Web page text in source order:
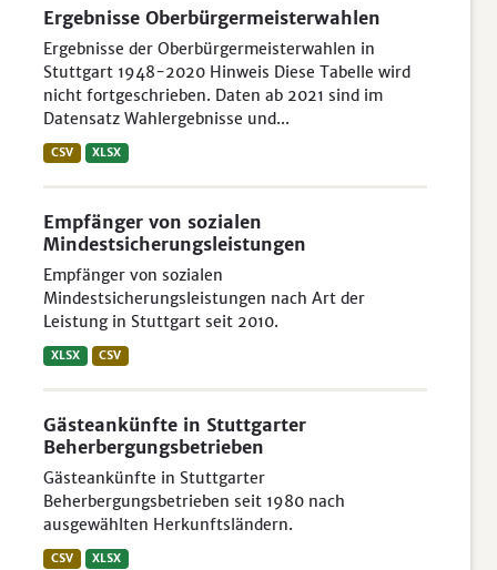
Ergebnisse Oberbürgermeisterwahlen
Ergebnisse der Oberbürgermeisterwahlen in
Stuttgart 1948-2020 Hinweis Diese Tabelle wird
nicht fortgeschrieben. Daten ab 2021 sind im
Datensatz Wahlergebnisse und...
CSV XLSX
Empfänger von sozialen
Mindestsicherungsleistungen
Empfänger von sozialen
Mindestsicherungsleistungen nach Art der
Leistung in Stuttgart seit 2010.
XLSX CSV
Gästeankünfte in Stuttgarter
Beherbergungsbetrieben
Gästeankünfte in Stuttgarter
Beherbergungsbetrieben seit 1980 nach
ausgewählten Herkunftsländern.
CSV XLSX